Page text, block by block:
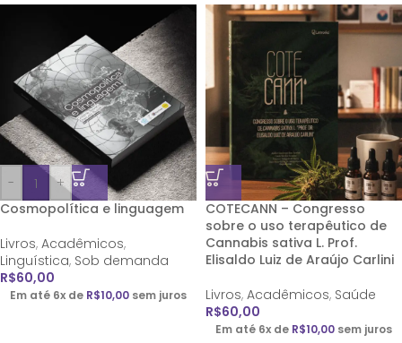
-
+
Cosmopolítica e linguagem
Livros, Acadêmicos,
Linguística, Sob demanda
R$60,00
Em até 6x de R$10,00 sem juros
COTECANN – Congresso
sobre o uso terapêutico de
Cannabis sativa L. Prof.
Elisaldo Luiz de Araújo Carlini
Livros, Acadêmicos, Saúde
R$60,00
Em até 6x de R$10,00 sem juros